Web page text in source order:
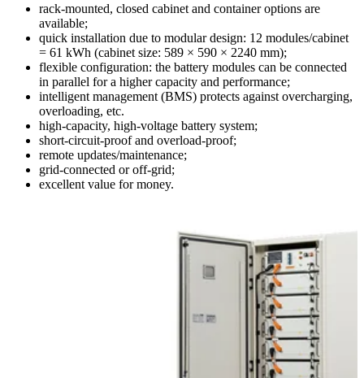
rack-mounted, closed cabinet and container options are
available;
quick installation due to modular design: 12 modules/cabinet
= 61 kWh (cabinet size: 589 × 590 × 2240 mm);
flexible configuration: the battery modules can be connected
in parallel for a higher capacity and performance;
intelligent management (BMS) protects against overcharging,
overloading, etc.
high-capacity, high-voltage battery system;
short-circuit-proof and overload-proof;
remote updates/maintenance;
grid-connected or off-grid;
excellent value for money.